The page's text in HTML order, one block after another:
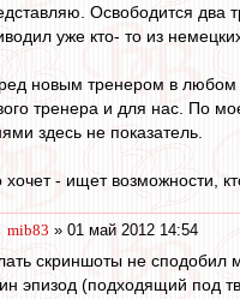
Освободится два
уже кто- то из
новым тренером в любом
тренера и для нас. По
здесь не показатель.
хочет - ищет возможности,
mib83 » 01 май 2012 14:54
скриншоты не сподобил
эпизод (подходящий под